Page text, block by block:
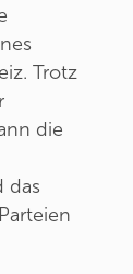
Trotz
die
das